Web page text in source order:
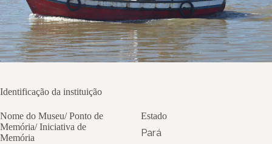
Identificação da instituição
Nome do Museu/ Ponto de
Memória/ Iniciativa de
Memória
Estado
Pará